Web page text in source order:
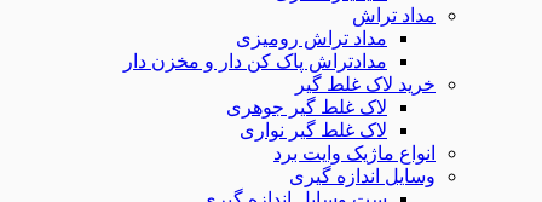
مداد تراش
مداد تراش رومیزی
مدادتراش پاک کن دار و مخزن دار
خرید لاک غلط گیر
لاک غلط گیر جوهری
لاک غلط گیر نواری
انواع ماژیک وایت برد
وسایل اندازه گیری